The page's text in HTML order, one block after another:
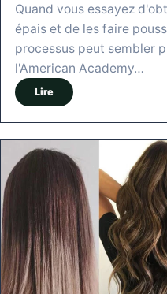
Quand vous essayez
épais et de les faire
processus peut sembler
l'American Academy…
Lire